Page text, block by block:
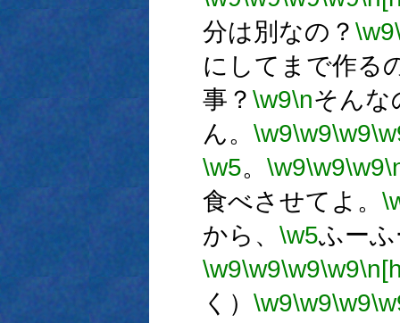
分は別なの？ \w9
にしてまで作る
事？ \w9\nそんな
ん。 \w9\w9\w9
\w5。 \w9\w9\w9
食べさせてよ。
から、 \w5ふー
\w9\w9\w9\w9
く） \w9\w9\w9